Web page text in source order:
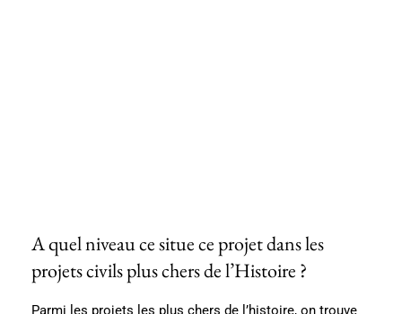
A quel niveau ce situe ce projet dans les
projets civils plus chers de l’Histoire ?
Parmi les projets les plus chers de l’histoire, on trouve